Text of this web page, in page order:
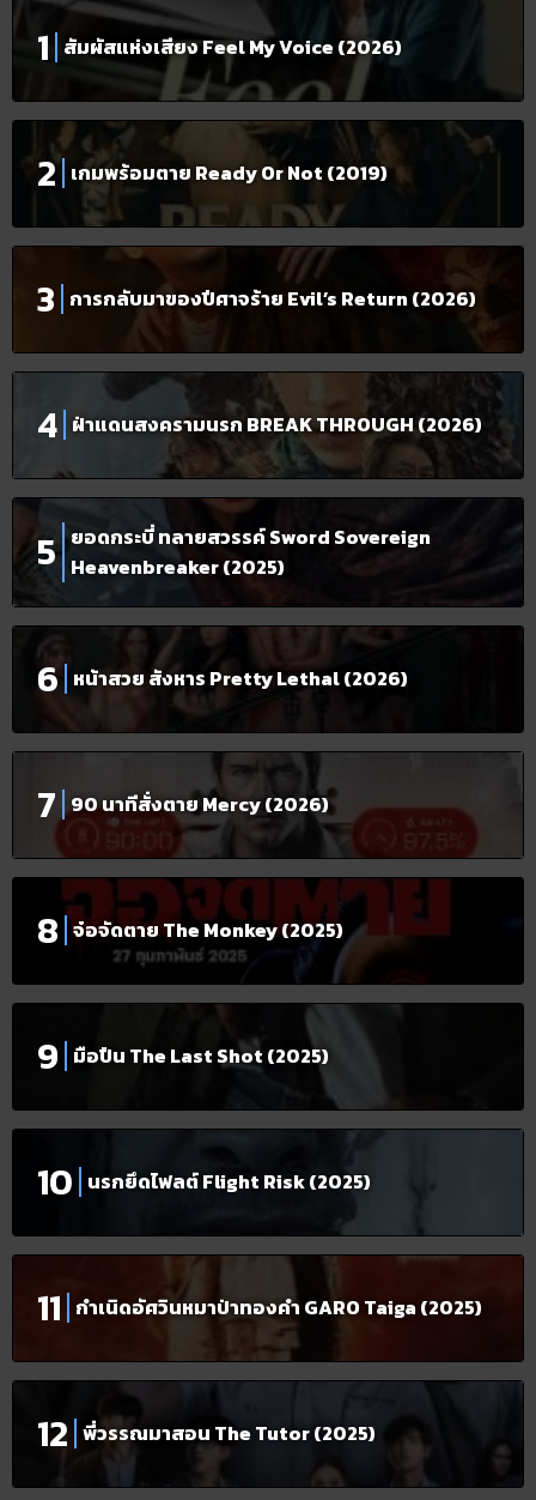
สัมผัสแห่งเสียง Feel My Voice (2026)
เกมพร้อมตาย Ready Or Not (2019)
การกลับมาของปีศาจร้าย Evil’s Return (2026)
ฝ่าแดนสงครามนรก BREAK THROUGH (2026)
ยอดกระบี่ ทลายสวรรค์ Sword Sovereign
Heavenbreaker (2025)
หน้าสวย สังหาร Pretty Lethal (2026)
90 นาทีสั่งตาย Mercy (2026)
จ๋อจัดตาย The Monkey (2025)
มือปืน The Last Shot (2025)
นรกยึดไฟลต์ Flight Risk (2025)
กำเนิดอัศวินหมาป่าทองคำ GARO Taiga (2025)
พี่วรรณมาสอน The Tutor (2025)